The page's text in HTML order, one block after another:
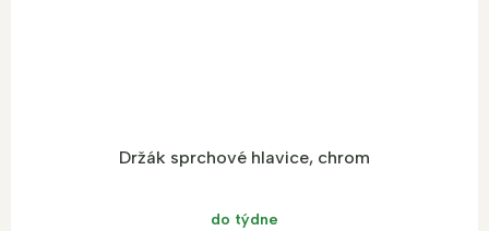
Držák sprchové hlavice, chrom
do týdne